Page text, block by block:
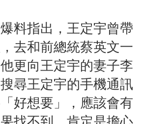
料指出，王定宇曾帶
去和前總統蔡英文一
更向王定宇的妻子李
尋王定宇的手機通訊
好想要」，應該會有